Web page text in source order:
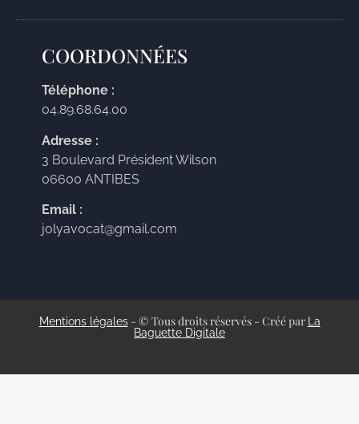
COORDONNÉES
Téléphone :
04.89.68.64.00
Adresse :
3 Boulevard Président Wilson
06600 ANTIBES
Email :
jolyavocat@gmail.com
Mentions légales- © Tous droits réservés - Créé par La
Baguette Digitale